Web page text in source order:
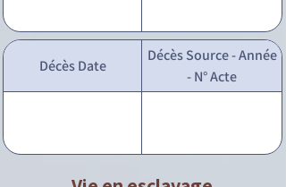
Décès Date
Décès Source - Année
- N° Acte